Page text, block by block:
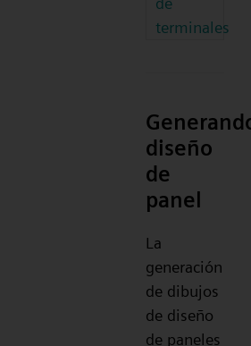
terminales
diseño
de
panel
La
generación
de dibujos
de diseño
de paneles